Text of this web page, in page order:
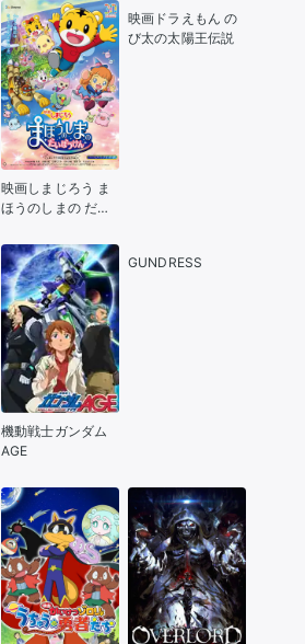
映画しまじろう ま
ほうのしまの だい
映画ドラえもん の
び太の太陽王伝説
機動戦士ガンダム
AGE
GUNDRESS